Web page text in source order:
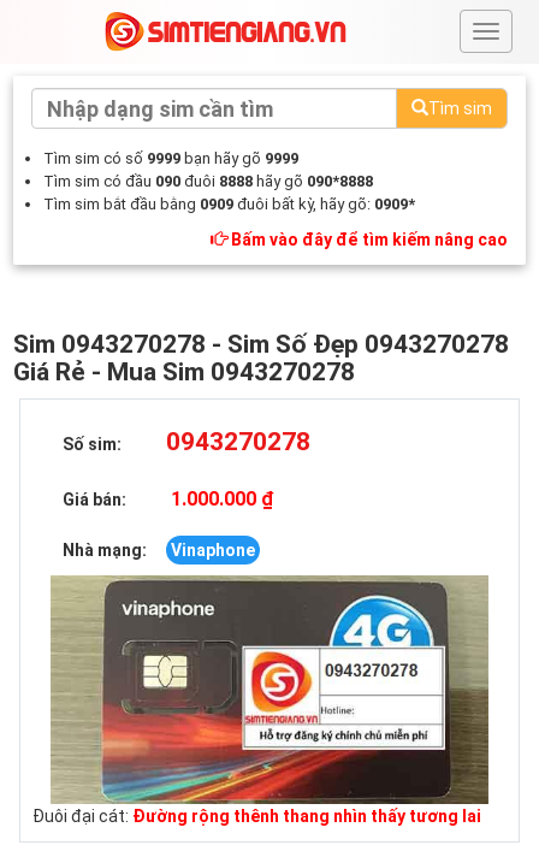
#
Tìm sim
Tìm sim có số 9999 bạn hãy gõ 9999
Tìm sim có đầu 090 đuôi 8888 hãy gõ 090*8888
Tìm sim bắt đầu bằng 0909 đuôi bất kỳ, hãy gõ: 0909*
Bấm vào đây để tìm kiếm nâng cao
Sim 0943270278 - Sim Số Đẹp 0943270278
Giá Rẻ - Mua Sim 0943270278
Số sim: 0943270278
Giá bán: 1.000.000 ₫
Nhà mạng: Vinaphone
Đuôi đại cát: Đường rộng thênh thang nhìn thấy tương lai